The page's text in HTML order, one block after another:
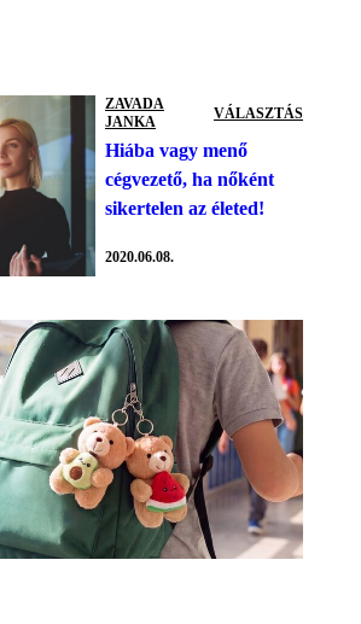
ZAVADA
JANKA
VÁLASZTÁS
Hiába vagy menő
cégvezető, ha nőként
sikertelen az életed!
2020.06.08.